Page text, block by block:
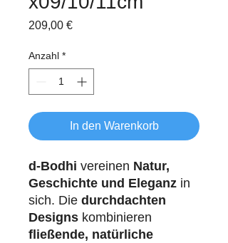
209,00 €Preis
Anzahl *
In den Warenkorb
d-Bodhi vereinen Natur,
Geschichte und Eleganz in
sich. Die durchdachten
Designs kombinieren
fließende, natürliche